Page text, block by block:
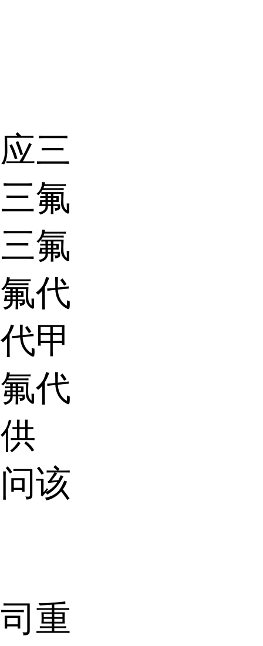
三
氟
氟
代
甲
代
该
重